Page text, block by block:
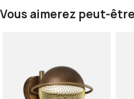
Vous aimerez peut-